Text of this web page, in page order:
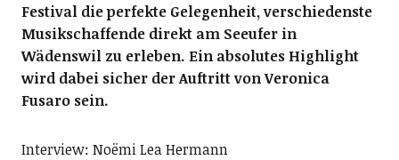
Festival die perfekte Gelegenheit, verschiedenste
Musikschaffende direkt am Seeufer in
Wädenswil zu erleben. Ein absolutes Highlight
wird dabei sicher der Auftritt von Veronica
Fusaro sein.
Interview: Noëmi Lea Hermann